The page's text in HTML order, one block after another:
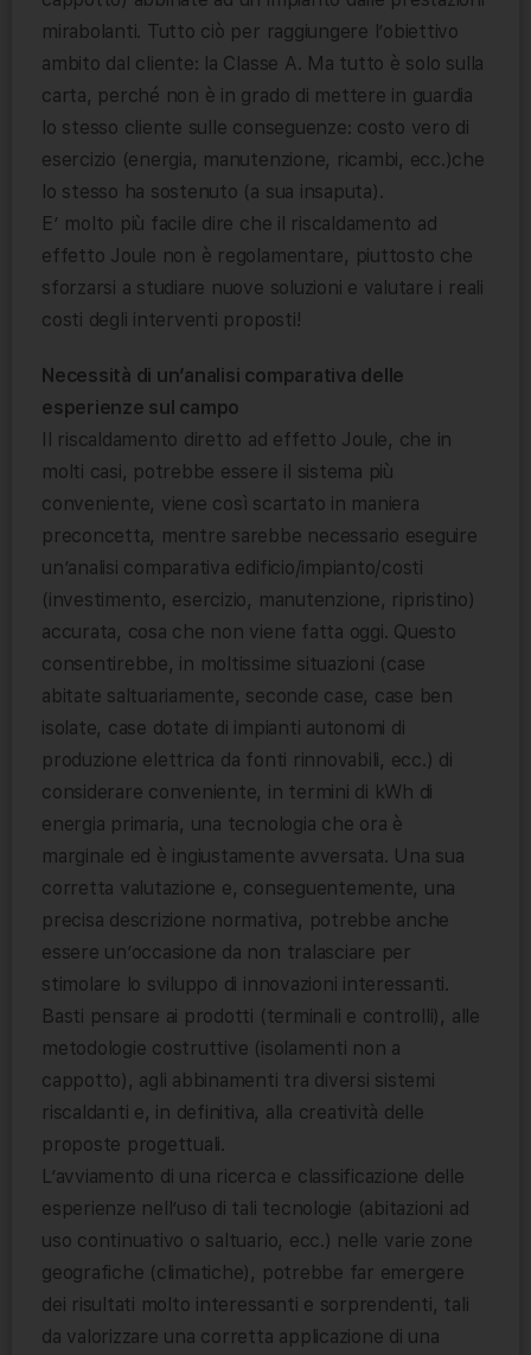
mirabolanti. Tutto ciò per raggiungere l’obiettivo
ambito dal cliente: la Classe A. Ma tutto è solo sulla
carta, perché non è in grado di mettere in guardia
lo stesso cliente sulle conseguenze: costo vero di
esercizio (energia, manutenzione, ricambi, ecc.)che
lo stesso ha sostenuto (a sua insaputa).
E’ molto più facile dire che il riscaldamento ad
effetto Joule non è regolamentare, piuttosto che
sforzarsi a studiare nuove soluzioni e valutare i reali
costi degli interventi proposti!
Necessità di un’analisi comparativa delle
esperienze sul campo
Il riscaldamento diretto ad effetto Joule, che in
molti casi, potrebbe essere il sistema più
conveniente, viene così scartato in maniera
preconcetta, mentre sarebbe necessario eseguire
un’analisi comparativa edificio/impianto/costi
(investimento, esercizio, manutenzione, ripristino)
accurata, cosa che non viene fatta oggi. Questo
consentirebbe, in moltissime situazioni (case
abitate saltuariamente, seconde case, case ben
isolate, case dotate di impianti autonomi di
produzione elettrica da fonti rinnovabili, ecc.) di
considerare conveniente, in termini di kWh di
energia primaria, una tecnologia che ora è
marginale ed è ingiustamente avversata. Una sua
corretta valutazione e, conseguentemente, una
precisa descrizione normativa, potrebbe anche
essere un’occasione da non tralasciare per
stimolare lo sviluppo di innovazioni interessanti.
Basti pensare ai prodotti (terminali e controlli), alle
metodologie costruttive (isolamenti non a
cappotto), agli abbinamenti tra diversi sistemi
riscaldanti e, in definitiva, alla creatività delle
proposte progettuali.
L’avviamento di una ricerca e classificazione delle
esperienze nell’uso di tali tecnologie (abitazioni ad
uso continuativo o saltuario, ecc.) nelle varie zone
geografiche (climatiche), potrebbe far emergere
dei risultati molto interessanti e sorprendenti, tali
da valorizzare una corretta applicazione di una